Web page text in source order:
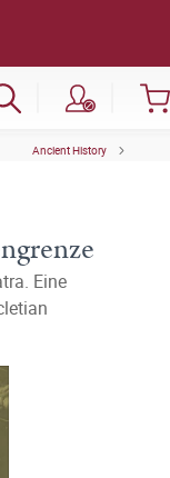
Ancient History
Eine